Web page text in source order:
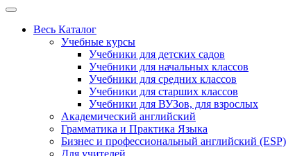
Весь Каталог
Учебные курсы
Учебники для детских садов
Учебники для начальных классов
Учебники для средних классов
Учебники для старших классов
Учебники для ВУЗов, для взрослых
Академический английский
Грамматика и Практика Языка
Бизнес и профессиональный английский (ESP)
Для учителей